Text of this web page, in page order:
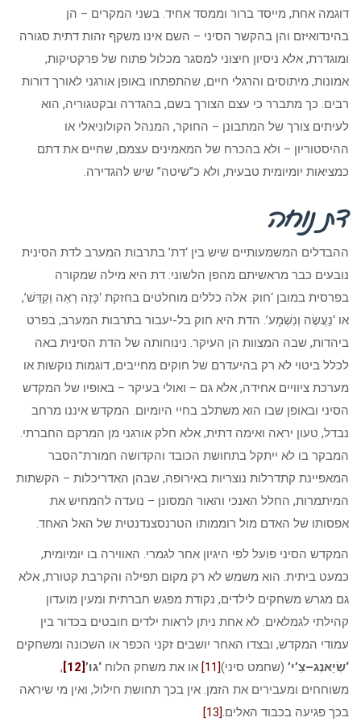
דוגמה אחת, מייסד ברור וממסד אחיד. בשני המקרים – הן
בהינדואיזם והן בהקשר הסיני – השם אינו משקף זהות דתית סגורה
ומוגדרת, אלא ניסיון חיצוני למסגר מכלול פתוח של פרקטיקות,
אמונות, מיתוסים והרגלי חיים, שהתפתחו באופן אורגני לאורך דורות
רבים. כך מתברר כי עצם הצורך בשם, בהגדרה ובקטגוריה, הוא
לעיתים צורך של המתבונן – החוקר, המנהל הקולוניאלי או
ההיסטוריון – ולא בהכרח של המאמינים עצמם, שחיים את דתם
כמציאות יומיומית טבעית, ולא כ”שיטה” שיש להגדירה.
דת נוחה
ההבדלים המשמעותיים שיש בין ‘דת’ בתרבות המערב לדת הסינית
נובעים כבר מראשיתם מהפן הלשוני: דת היא מילה שמקורה
בפרסית במובן ‘חוק. אלה כללים מוחלטים בחזקת ‘כָּזֶה רְאֵה וְקַדֵּשׁ’,
או ‘נַעֲשֶׂה וְנִשְׁמָע’. הדת היא חוק בל-יעבור בתרבות המערב, בפרט
ביהדות, שבה המצוות הן העיקר. נינוחותה של הדת הסינית באה
לכלל ביטוי לא רק בהיעדרם של חוקים מחייבים, דוגמות נוקשות או
מערכת ציוויים אחידה, אלא גם – ואולי בעיקר – באופיו של המקדש
הסיני ובאופן שבו הוא משתלב בחיי היומיום. המקדש איננו מרחב
נבדל, טעון יראה ואימה דתית, אלא חלק אורגני מן המרקם החברתי.
המבקר בו לא ייתקל בתחושת הכובד והקדושה חמורת־הסבר
המאפיינת קתדרלות נוצריות באירופה, שבהן האדריכלות – הקשתות
המיתמרות, החלל האנכי והאור המסונן – נועדה להמחיש את
אפסותו של האדם מול רוממותו הטרנסצנדנטית של האל האחד.
המקדש הסיני פועל לפי היגיון אחר לגמרי. האווירה בו יומיומית,
כמעט ביתית. הוא משמש לא רק מקום תפילה והקרבת קטורת, אלא
גם מגרש משחקים לילדים, נקודת מפגש חברתית ומעין מועדון
קהילתי לגמלאים. לא אחת ניתן לראות ילדים חובטים בכדור בין
עמודי המקדש, ובצדו האחר יושבים זקני הכפר או השכונה ומשחקים
‘שְׂיַאנְג–צִ’י’ (שחמט סיני)[11] או את משחק הלוח ‘גו’[12]
,
משוחחים ומעבירים את הזמן. אין בכך תחושת חילול, ואין מי שיראה
בכך פגיעה בכבוד האלים.[13]